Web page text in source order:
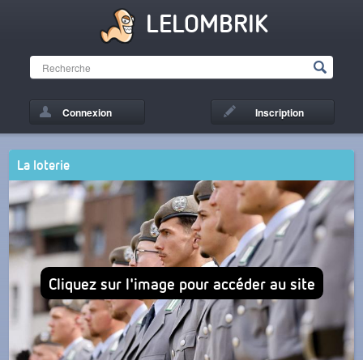
LELOMBRIK
Connexion Inscription
La loterie
Cliquez sur l'image pour accéder au site